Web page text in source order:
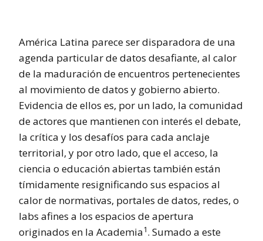
América Latina parece ser disparadora de una
agenda particular de datos desafiante, al calor
de la maduración de encuentros pertenecientes
al movimiento de datos y gobierno abierto.
Evidencia de ellos es, por un lado, la comunidad
de actores que mantienen con interés el debate,
la crítica y los desafíos para cada anclaje
territorial, y por otro lado, que el acceso, la
ciencia o educación abiertas también están
tímidamente resignificando sus espacios al
calor de normativas, portales de datos, redes, o
labs afines a los espacios de apertura
originados en la Academia1. Sumado a este